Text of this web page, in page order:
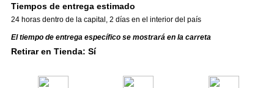
Tiempos de entrega estimado
24 horas dentro de la capital 2 días en el interior del país
El tiempo de entrega específico se mostrará en la carreta
Retirar en Tienda: Sí